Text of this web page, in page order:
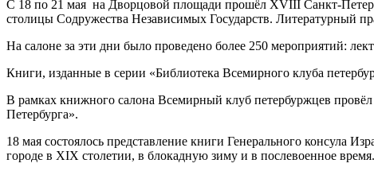
С 18 по 21 мая на Дворцовой площади прошёл XVIII Санкт-
столицы Содружества Независимых Государств. Литературный
На салоне за эти дни было проведено более 250 мероприятий:
Книги, изданные в серии «Библиотека Всемирного клуба
В рамках книжного салона Всемирный клуб петербуржцев
Петербурга».
18 мая состоялось представление книги Генерального консула
городе в XIX столетии, в блокадную зиму и в послевоенное время.